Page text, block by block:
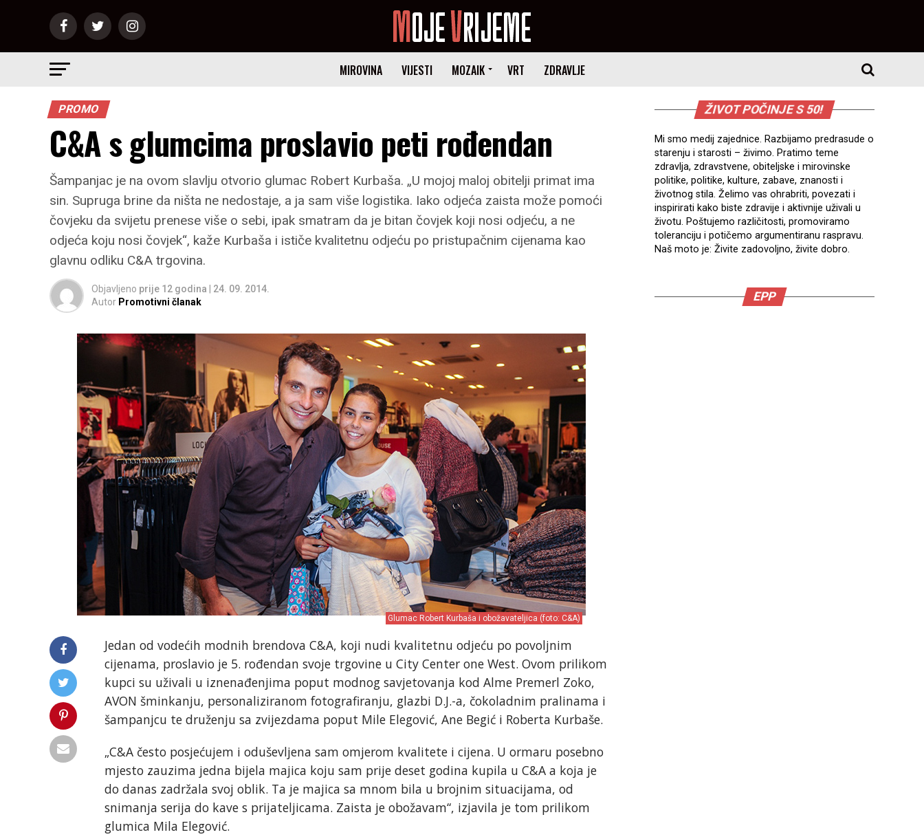
MIROVINA VIJESTI MOZAIK VRT ZDRAVLJE
PROMO
C&A s glumcima proslavio peti rođendan
Šampanjac je na ovom slavlju otvorio glumac Robert Kurbaša. „U mojoj maloj obitelji primat ima
sin. Supruga brine da ništa ne nedostaje, a ja sam više logistika. Iako odjeća zaista može pomoći
čovjeku da svijetu prenese više o sebi, ipak smatram da je bitan čovjek koji nosi odjeću, a ne
odjeća koju nosi čovjek“, kaže Kurbaša i ističe kvalitetnu odjeću po pristupačnim cijenama kao
glavnu odliku C&A trgovina.
Objavljeno prije 12 godina
24. 09. 2014.
Autor Promotivni članak
Glumac Robert Kurbaša i obožavateljica (foto: C&A)
Jedan od vodećih modnih brendova C&A, koji nudi kvalitetnu odjeću po povoljnim
cijenama, proslavio je 5. rođendan svoje trgovine u City Center one West. Ovom prilikom
kupci su uživali u iznenađenjima poput modnog savjetovanja kod Alme Premerl Zoko,
AVON šminkanju, personaliziranom fotografiranju, glazbi D.J.-a, čokoladnim pralinama i
šampanjcu te druženju sa zvijezdama poput Mile Elegović, Ane Begić i Roberta Kurbaše.
„C&A često posjećujem i oduševljena sam omjerom kvalitete i cijena. U ormaru posebno
mjesto zauzima jedna bijela majica koju sam prije deset godina kupila u C&A a koja je
do danas zadržala svoj oblik. Ta je majica sa mnom bila u brojnim situacijama, od
snimanja serija do kave s prijateljicama. Zaista je obožavam“, izjavila je tom prilikom
glumica Mila Elegović.
ŽIVOT POČINJE S 50!
Mi smo medij zajednice. Razbijamo predrasude o
starenju i starosti – živimo. Pratimo teme
zdravlja, zdravstvene, obiteljske i mirovinske
politike, politike, kulture, zabave, znanosti i
životnog stila. Želimo vas ohrabriti, povezati i
inspirirati kako biste zdravije i aktivnije uživali u
životu. Poštujemo različitosti, promoviramo
toleranciju i potičemo argumentiranu raspravu.
Naš moto je: Živite zadovoljno, živite dobro.
EPP